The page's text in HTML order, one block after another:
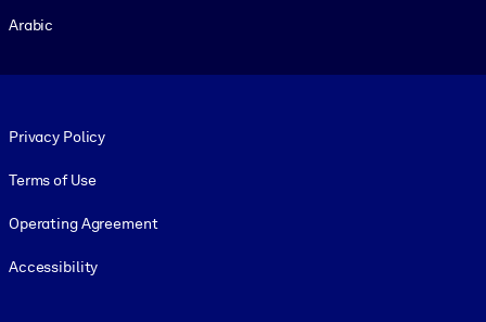
Arabic
Privacy Policy
Terms of Use
Operating Agreement
Accessibility